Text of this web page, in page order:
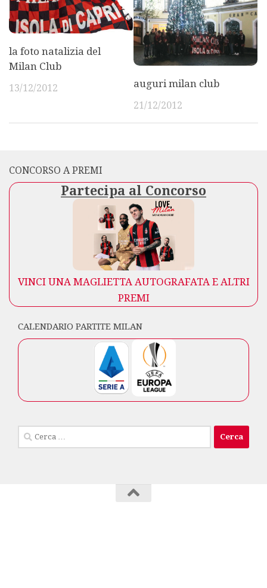
la foto natalizia del
Milan Club
13/12/2012 auguri milan club
21/12/2012
CONCORSO A PREMI
Partecipa al Concorso
VINCI UNA MAGLIETTA AUTOGRAFATA E ALTRI
PREMI
CALENDARIO PARTITE MILAN
Ricerca
per: